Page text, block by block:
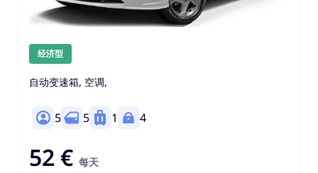
经济型
自动变速箱, 空调,
5 5 1 4
52 € 每天